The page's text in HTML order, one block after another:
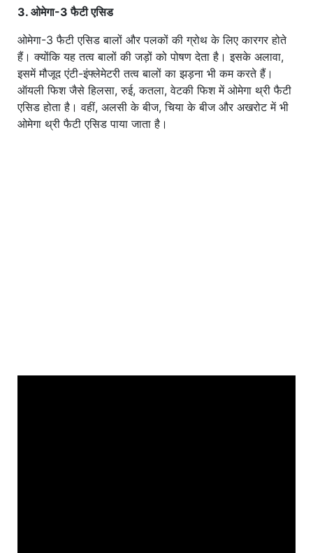
3. ओमेगा-3 फैटी एसिड
ओमेगा-3 फैटी एसिड बालों और पलकों की ग्रोथ के लिए कारगर होते
हैं। क्योंकि यह तत्व बालों की जड़ों को पोषण देता है। इसके अलावा,
इसमें मौजूद एंटी-इंफ्लेमेटरी तत्व बालों का झड़ना भी कम करते हैं।
ऑयली फिश जैसे हिलसा, रुई, कतला, वेटकी फिश में ओमेगा थ्री फैटी
एसिड होता है। वहीं, अलसी के बीज, चिया के बीज और अखरोट में भी
ओमेगा थ्री फैटी एसिड पाया जाता है।